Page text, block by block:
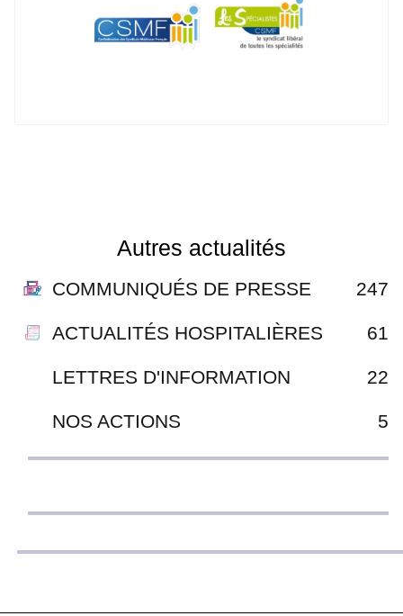
Autres actualités
COMMUNIQUÉS DE PRESSE 247
ACTUALITÉS HOSPITALIÈRES 61
LETTRES D'INFORMATION 22
NOS ACTIONS 5